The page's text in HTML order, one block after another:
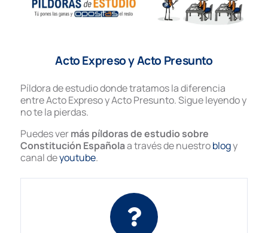
Acto Expreso y Acto Presunto
Píldora de estudio donde tratamos la diferencia
entre Acto Expreso y Acto Presunto. Sigue leyendo y
no te la pierdas.
Puedes vermás píldoras de estudio sobre
Constitución Españolaa través de nuestroblogy
canal deyoutube.